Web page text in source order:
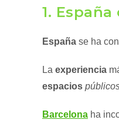
1.
España se ha
La experiencia
espacios
Barcelona ha